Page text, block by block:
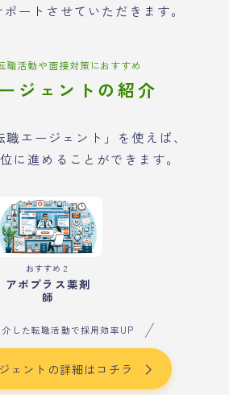
ートさせていただきます。
職活動や面接対策におすすめ
ジェントの紹介
職エージェント」を使えば、
に進めることができます。
おすすめ２
アポプラス薬剤
師
した転職活動で採用効率UP
ェントの詳細はコチラ